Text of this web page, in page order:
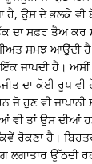
ਹੈ, ਉਸ ਦੇ ਭਲਕੇ
ਦਾ ਸਫ਼ਰ ਤੈਅ ਕਰ
ਸਮਝ ਆਉਂਦੀ
ਜਾਪਦੀ ਹੈ।
ਦਾ ਕੋਈ ਰੂਪ ਵੀ
ਹੁਣ ਵੀ
ਵੀ ਤਾਂ ਉਸ ਦੀਆਂ
ਰੋਕਣਾ ਹੈ।
ਉੱਠਦੀ